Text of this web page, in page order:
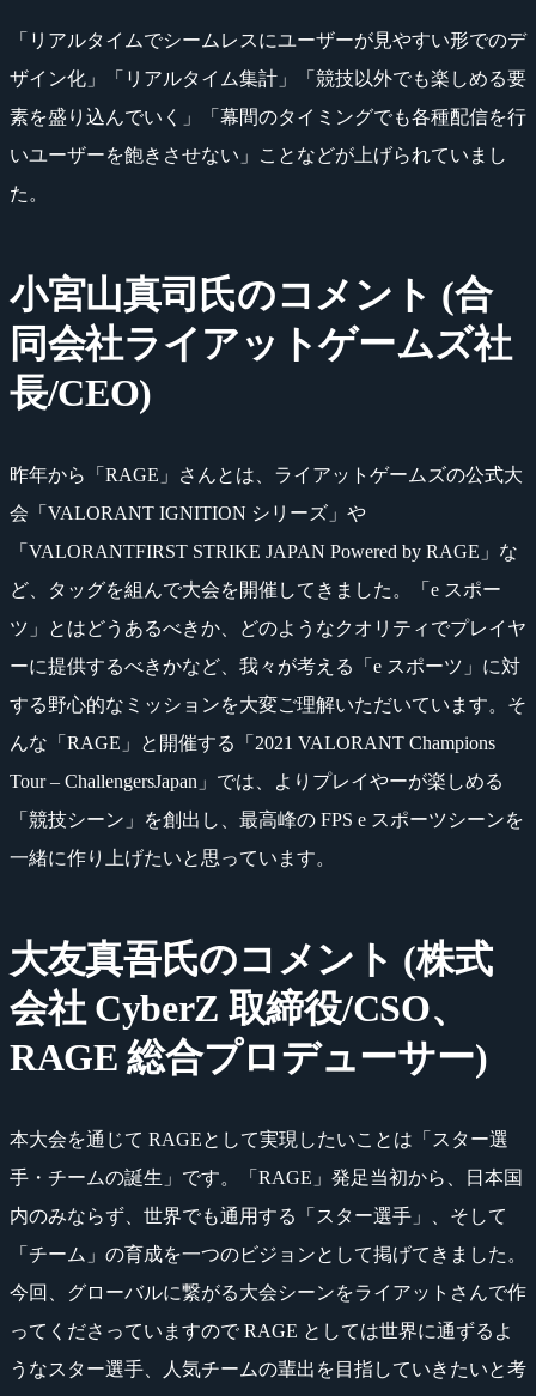
「リアルタイムでシームレスにユーザーが見やすい形でのデ
ザイン化」「リアルタイム集計」「競技以外でも楽しめる要
素を盛り込んでいく」「幕間のタイミングでも各種配信を行
いユーザーを飽きさせない」ことなどが上げられていまし
た。
小宮山真司氏のコメント (合
同会社ライアットゲームズ社
長/CEO)
昨年から「RAGE」さんとは、ライアットゲームズの公式大
会「VALORANT IGNITION シリーズ」や
「VALORANTFIRST STRIKE JAPAN Powered by RAGE」な
ど、タッグを組んで大会を開催してきました。「e スポー
ツ」とはどうあるべきか、どのようなクオリティでプレイヤ
ーに提供するべきかなど、我々が考える「e スポーツ」に対
する野心的なミッションを大変ご理解いただいています。そ
んな「RAGE」と開催する「2021 VALORANT Champions
Tour – ChallengersJapan」では、よりプレイやーが楽しめる
「競技シーン」を創出し、最高峰の FPS e スポーツシーンを
一緒に作り上げたいと思っています。
大友真吾氏のコメント (株式
会社 CyberZ 取締役/CSO、
RAGE 総合プロデューサー)
本大会を通じて RAGEとして実現したいことは「スター選
手・チームの誕生」です。「RAGE」発足当初から、日本国
内のみならず、世界でも通用する「スター選手」、そして
「チーム」の育成を一つのビジョンとして掲げてきました。
今回、グローバルに繋がる大会シーンをライアットさんで作
ってくださっていますので RAGE としては世界に通ずるよ
うなスター選手、人気チームの輩出を目指していきたいと考